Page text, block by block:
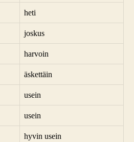
heti
joskus
harvoin
äskettäin
usein
usein
hyvin usein